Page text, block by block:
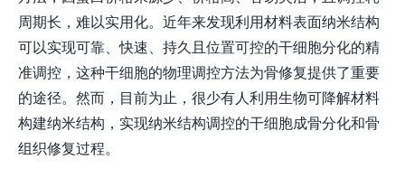
周期长，难以实用化。近年来发现利用材料表面纳米结构
可以实现可靠、快速、持久且位置可控的干细胞分化的精
准调控，这种干细胞的物理调控方法为骨修复提供了重要
的途径。然而，目前为止，很少有人利用生物可降解材料
构建纳米结构，实现纳米结构调控的干细胞成骨分化和骨
组织修复过程。